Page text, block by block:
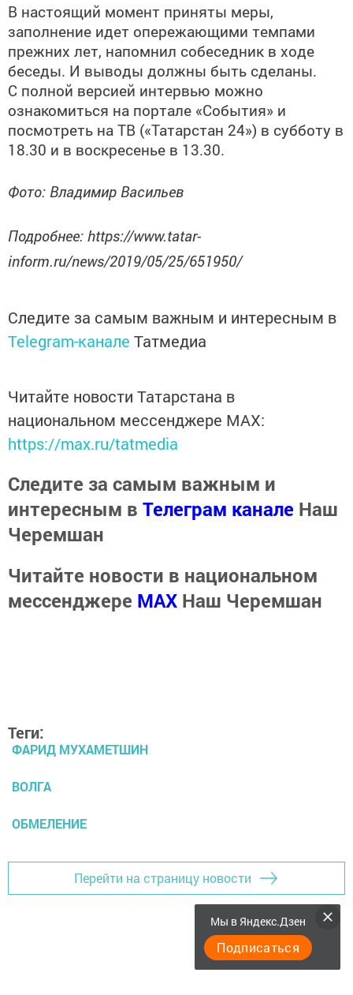
В настоящий момент приняты меры,
заполнение идет опережающими темпами
прежних лет, напомнил собеседник в ходе
беседы. И выводы должны быть сделаны.
С полной версией интервью можно
ознакомиться на портале «События» и
посмотреть на ТВ («Татарстан 24») в субботу в
18.30 и в воскресенье в 13.30.
Фото: Владимир Васильев
Подробнее: https://www.tatar-
inform.ru/news/2019/05/25/651950/
Следите за самым важным и интересным в
Telegram-канале Татмедиа
Читайте новости Татарстана в
национальном мессенджере MАХ:
https://max.ru/tatmedia
Следите за самым важным и
интересным в Телеграм канале Наш
Черемшан
Читайте новости в национальном
мессенджере MАХ Наш Черемшан
Теги:
ФАРИД МУХАМЕТШИН
ВОЛГА
ОБМЕЛЕНИЕ
Перейти на страницу новости
Мы в Яндекс.Дзен
Подписаться